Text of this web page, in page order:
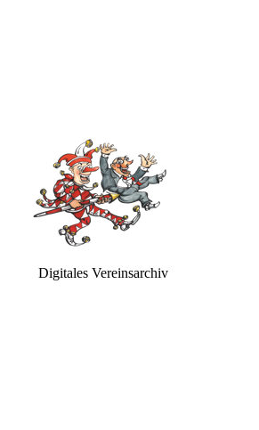
Digitales Vereinsarchiv